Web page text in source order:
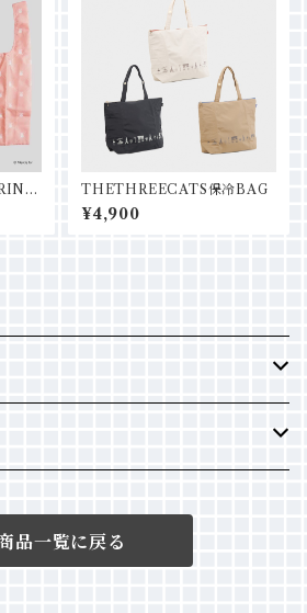
THETHREECATS保冷BAG
¥4,900
品一覧に戻る